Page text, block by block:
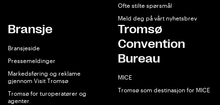
Ofte stilte spørsmål
Meld deg på vårt nyhetsbrev
Bransje
Bransjeside
Pressemeldinger
Markedsføring og reklame
gjennom Visit Tromsø
Tromsø for turoperatører og
agenter
Tromsø
Convention
Bureau
MICE
Tromsø som destinasjon for MICE